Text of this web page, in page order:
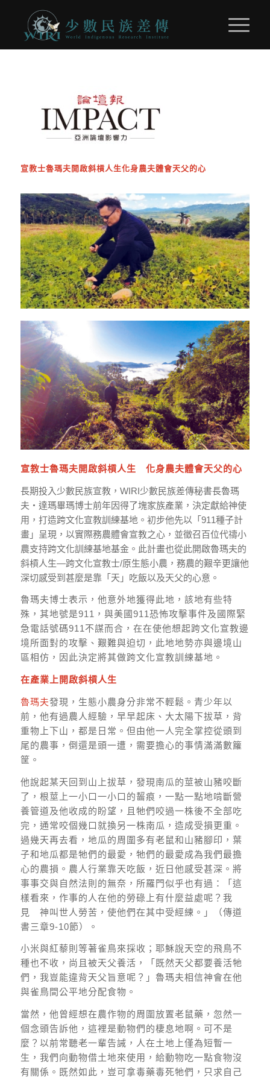
宣教士魯瑪夫開啟斜槓人生化身農夫體會天父的心
宣教士魯瑪夫開啟斜槓人生 化身農夫體會天父的心
長期投入少數民族宣教，WIRI少數民族差傳秘書長魯瑪
夫‧達瑪畢瑪博士前年因得了塊家族產業，決定獻給神使
用，打造跨文化宣教訓練基地。初步他先以「911種子計
畫」呈現，以實際務農體會宣教之心，並徵召百位代禱小
農支持跨文化訓練基地基金。此計畫也從此開啟魯瑪夫的
斜槓人生—跨文化宣教士/原生態小農，務農的艱辛更讓他
深切感受到甚麼是靠「天」吃飯以及天父的心意。
魯瑪夫博士表示，他意外地獲得此地，該地有些特
殊，其地號是911，與美國911恐怖攻擊事件及國際緊
急電話號碼911不謀而合，在在使他想起跨文化宣教邊
境所面對的攻擊、艱難與迫切，此地地勢亦與邊境山
區相仿，因此決定將其做跨文化宣教訓練基地。
在產業上開啟斜槓人生
魯瑪夫發現，生態小農身分非常不輕鬆。青少年以
前，他有過農人經驗，早早起床、大太陽下拔草，背
重物上下山，都是日常。但由他一人完全掌控從頭到
尾的農事，倒還是頭一遭，需要擔心的事情滿滿數籮
筐。
他說起某天回到山上拔草，發現南瓜的莖被山豬咬斷
了，根莖上一小口一小口的齧痕，一點一點地啃斷營
養管道及他收成的盼望，且牠們咬過一株後不全部吃
完，通常咬個幾口就換另一株南瓜，造成受損更重。
過幾天再去看，地瓜的周圍多有老鼠和山豬腳印，葉
子和地瓜都是牠們的最愛，牠們的最愛成為我們最擔
心的農損。農人行業靠天吃飯，近日他感受甚深。將
事事交與自然法則的無奈，所羅門似乎也有過：「這
樣看來，作事的人在他的勞碌上有什麼益處呢？我
見 神叫世人勞苦，使他們在其中受經練。」（傳道
書三章9-10節）。
小米與紅藜則等著雀鳥來採收；耶穌說天空的飛鳥不
種也不收，尚且被天父養活，「既然天父都要養活牠
們，我豈能違背天父旨意呢？」魯瑪夫相信神會在他
與雀鳥間公平地分配食物。
當然，他曾經想在農作物的周圍放置老鼠藥，忽然一
個念頭告訴他，這裡是動物們的棲息地啊。可不是
麼？以前常聽老一輩告誡，人在土地上僅為短暫一
生，我們向動物借土地來使用，給動物吃一點食物沒
有關係。既然如此，豈可拿毒藥毒死牠們，只求自己